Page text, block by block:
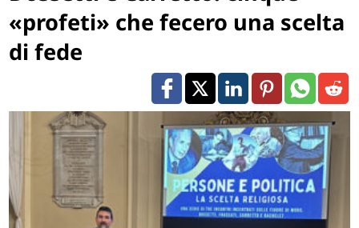
«profeti» che fecero una scelta
di fede